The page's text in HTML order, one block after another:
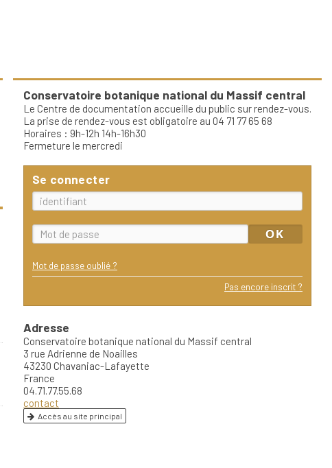
Conservatoire botanique national du Massif central
Le Centre de documentation accueille du public sur rendez-vous.
La prise de rendez-vous est obligatoire au 04 71 77 65 68
Horaires : 9h-12h 14h-16h30
Fermeture le mercredi
Se connecter
Mot de passe oublié ?
Pas encore inscrit ?
Adresse
Conservatoire botanique national du Massif central
3 rue Adrienne de Noailles
43230 Chavaniac-Lafayette
France
04.71.77.55.68
contact
Accès au site principal